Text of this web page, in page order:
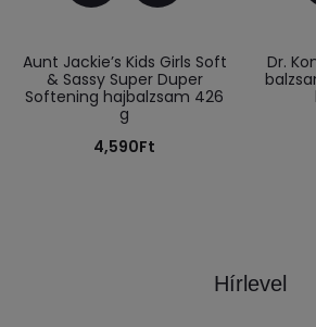
Aunt Jackie’s Kids Girls Soft
& Sassy Super Duper
Softening hajbalzsam 426
g
4,590Ft
Dr.
Hírlevel